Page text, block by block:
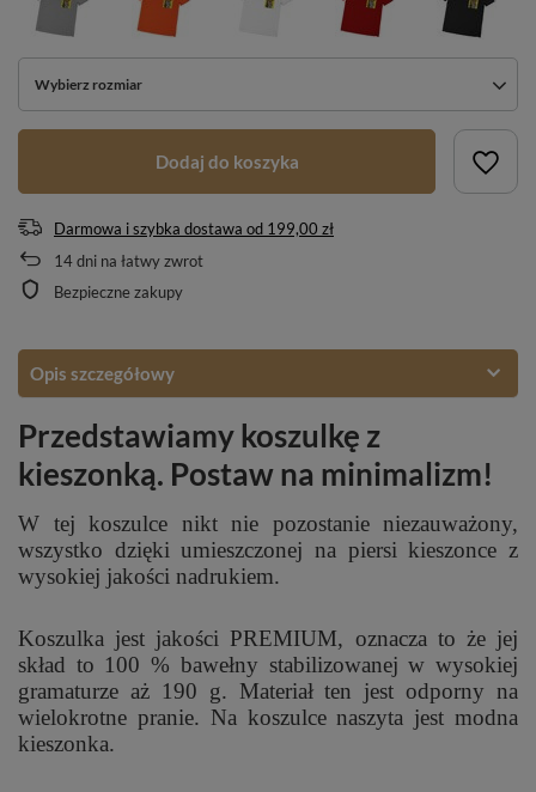
Wybierz rozmiar
Dodaj do koszyka
Darmowa i szybka dostawa od 199,00 zł
14dni na łatwy zwrot
Bezpieczne zakupy
Opis szczegółowy
Przedstawiamy koszulkę z
kieszonką. Postaw na minimalizm!
W tej koszulce nikt nie pozostanie niezauważony,
wszystko dzięki umieszczonej na piersi kieszonce z
wysokiej jakości nadrukiem.
Koszulka jest jakości PREMIUM, oznacza to że jej
skład to 100 % bawełny stabilizowanej w wysokiej
gramaturze aż 190 g. Materiał ten jest odporny na
wielokrotne pranie. Na koszulce naszyta jest modna
kieszonka.